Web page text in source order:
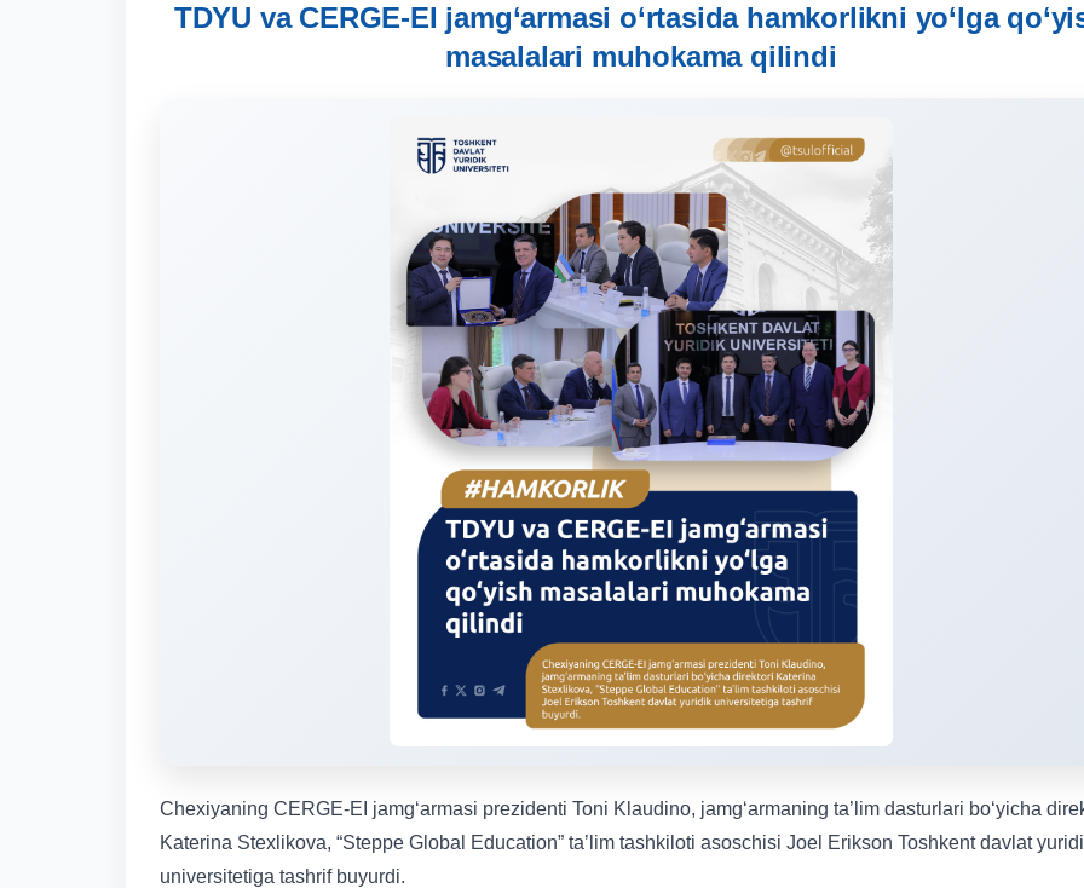
TDYU va CERGE-EI jamg‘armasi o‘rtasida hamkorlikni yo‘lga
masalalari muhokama qilindi
Chexiyaning CERGE-EI jamg‘armasi prezidenti Toni Klaudino, jamg‘armaning ta’lim dasturlari bo‘yicha
Katerina Stexlikova, “Steppe Global Education” ta’lim tashkiloti asoschisi Joel Erikson Toshkent davlat
universitetiga tashrif buyurdi.